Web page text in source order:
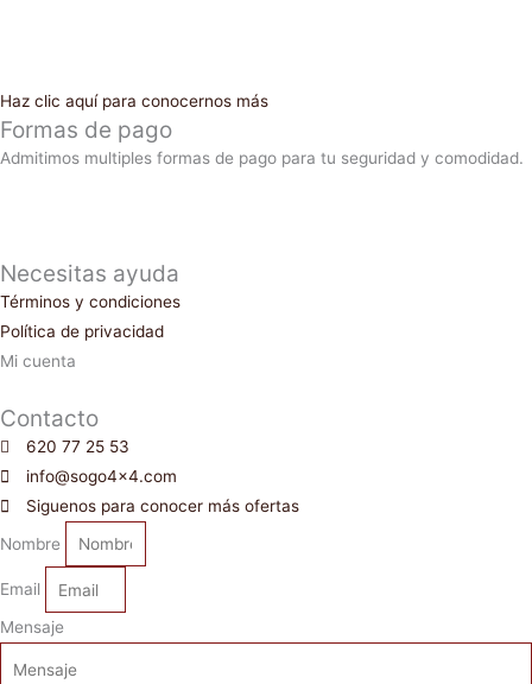
Haz clic aquí para conocernos más
Formas de pago
Admitimos multiples formas de pago para tu seguridad y comodidad.
Necesitas ayuda
Términos y condiciones
Política de privacidad
Mi cuenta
Contacto
620 77 25 53
info@sogo4x4.com
Siguenos para conocer más ofertas
Nombre
Email
Mensaje